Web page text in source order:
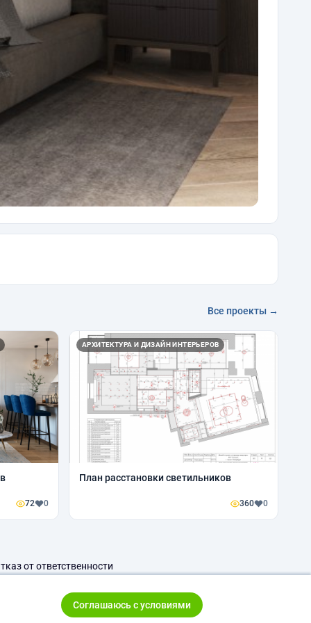
Все проекты →
72 0
АРХИТЕКТУРА И ДИЗАЙН ИНТЕРЬЕРОВ
План расстановки светильников
360 0
от ответственности
Соглашаюсь с условиями